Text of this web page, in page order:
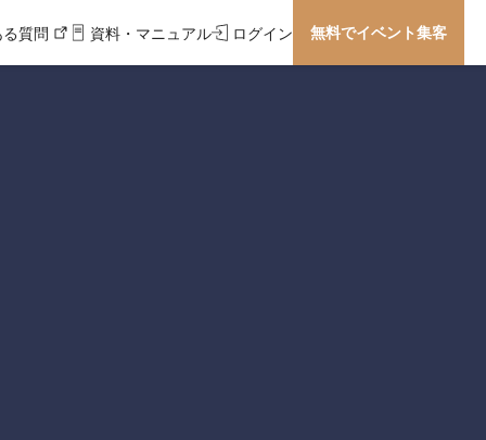
る質問 資料・マニュアル ログイン 無料でイベント集客